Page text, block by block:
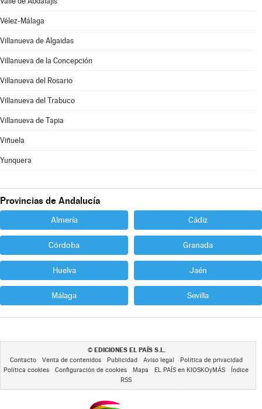
Vélez-Málaga
Villanueva de Algaidas
Villanueva de la Concepción
Villanueva del Rosario
Villanueva del Trabuco
Villanueva de Tapia
Viñuela
Yunquera
Provincias de Andalucía
Almería Cádiz
Córdoba Granada
Huelva Jaén
Málaga Sevilla
© EDICIONES EL PAÍS S.L.
Contacto Venta de contenidos Publicidad Aviso legal
Política de privacidad
Política cookies
Configuración de cookies Mapa EL PAÍS en KIOSKOyMÁS
Índice
RSS